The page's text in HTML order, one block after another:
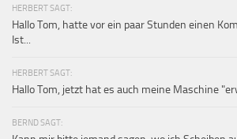
HERBERT SAGT:
Hallo Tom, hatte vor ein paar Stunden einen
Ist...
HERBERT SAGT:
Hallo Tom, jetzt hat es auch meine Maschine
BERND SAGT: